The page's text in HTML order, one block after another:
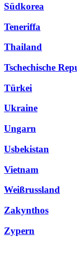
Südkorea
Teneriffa
Thailand
Tschechische
Türkei
Ukraine
Ungarn
Usbekistan
Vietnam
Weißrussland
Zakynthos
Zypern